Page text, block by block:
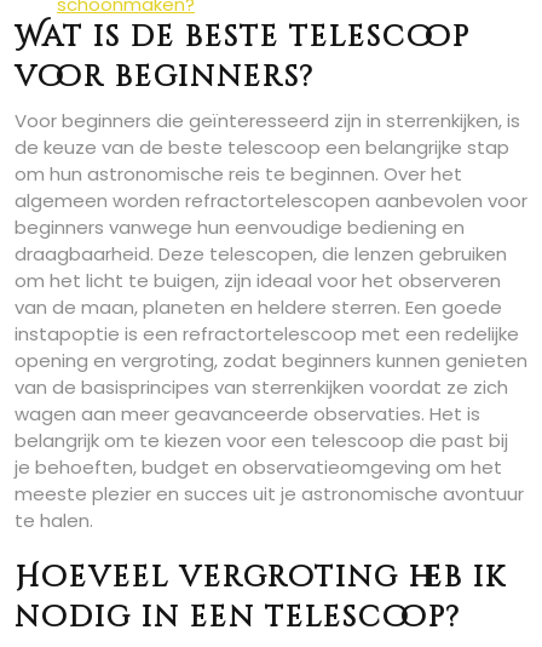
Wat is de beste telescoop
voor beginners?
Voor beginners die geïnteresseerd zijn in sterrenkijken, is
de keuze van de beste telescoop een belangrijke stap
om hun astronomische reis te beginnen. Over het
algemeen worden refractortelescopen aanbevolen voor
beginners vanwege hun eenvoudige bediening en
draagbaarheid. Deze telescopen, die lenzen gebruiken
om het licht te buigen, zijn ideaal voor het observeren
van de maan, planeten en heldere sterren. Een goede
instapoptie is een refractortelescoop met een redelijke
opening en vergroting, zodat beginners kunnen genieten
van de basisprincipes van sterrenkijken voordat ze zich
wagen aan meer geavanceerde observaties. Het is
belangrijk om te kiezen voor een telescoop die past bij
je behoeften, budget en observatieomgeving om het
meeste plezier en succes uit je astronomische avontuur
te halen.
Hoeveel vergroting heb ik
nodig in een telescoop?